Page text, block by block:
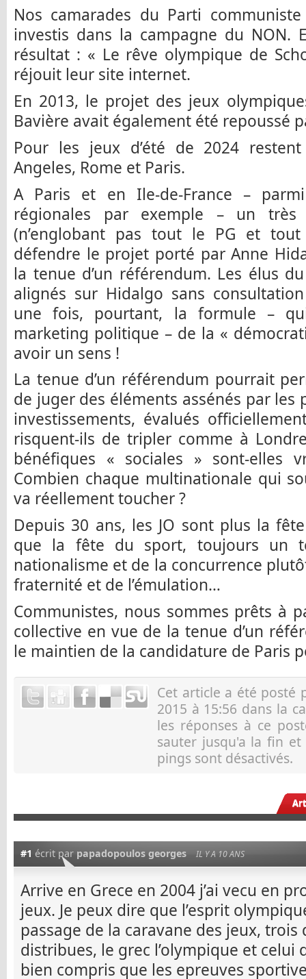
Nos camarades du Parti
investis dans la campagne du NON.
résultat : « Le rêve olympique de
réjouit leur site internet.
En 2013, le projet des jeux
Bavière avait également été repoussé
Pour les jeux d’été de 2024
Angeles, Rome et Paris.
A Paris et en Ile-de-France –
régionales par exemple – un très
(n’englobant pas tout le PG et tout
défendre le projet porté par Anne
la tenue d’un référendum. Les élus
alignés sur Hidalgo sans
une fois, pourtant, la formule –
marketing politique – de la «
avoir un sens !
La tenue d’un référendum pourrait
de juger des éléments assénés par
investissements, évalués
risquent-ils de tripler comme à
bénéfiques « sociales » sont-elles
Combien chaque multinationale qui
va réellement toucher ?
Depuis 30 ans, les JO sont plus la
que la fête du sport, toujours un
nationalisme et de la concurrence
fraternité et de l’émulation…
Communistes, nous sommes prêts à
collective en vue de la tenue d’un
le maintien de la candidature de Paris
Cet article a été posté
2015 à 15:56 dans la
les réponses à ce
sauter jusqu'a la fin et
pings sont désactivés.
#1 écrit par papadopoulos georges IL Y A 10 ANS
Arrive en Grece en 2004 j’ai vecu en
jeux. Je peux dire que l’esprit
passage de la caravane des jeux,
distribues, le grec l’olympique et celui
bien compris que les epreuves